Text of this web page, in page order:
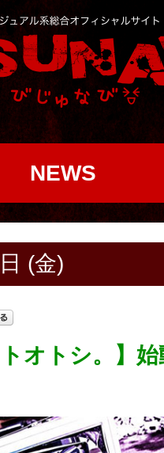
NEWS
(金)
オトシ。】始